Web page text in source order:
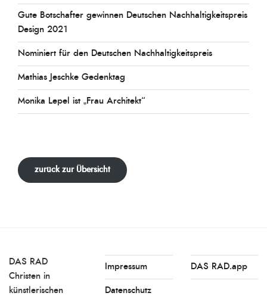
Gute Botschafter gewinnen Deutschen Nachhaltigkeitspreis
Design 2021
Nominiert für den Deutschen Nachhaltigkeitspreis
Mathias Jeschke Gedenktag
Monika Lepel ist „Frau Architekt“
zurück zur Übersicht
DAS RAD
Christen in
künstlerischen
Impressum
Datenschutz
DAS RAD.app